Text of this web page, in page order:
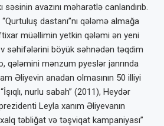
səsinin avazını məharətlə canlandırıb.
dastanı”nı qələmə almağa
müəllimin yetkin qələmi ən yeni
səhifələrini böyük səhnədən təqdim
qələmini mənzum pyeslər janrında
Əliyevin anadan olmasının 50 illiyi
nurlu sabah” (2011), Heydər
Leyla xanım Əliyevanın
təbliğat və təşviqat kampaniyası”